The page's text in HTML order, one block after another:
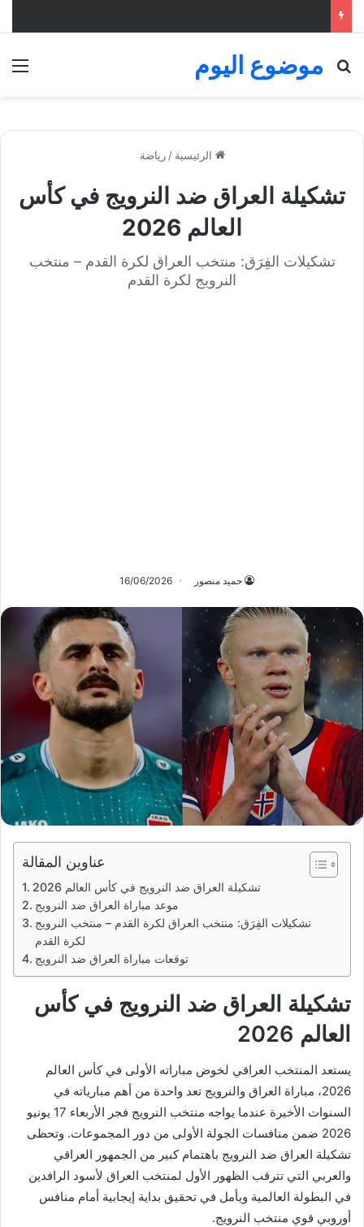
موضوع اليوم
بحث عن
الرئيسية / رياضة
تشكيلة العراق ضد النرويج في كأس
العالم 2026
تشكيلات الفِرَق: منتخب العراق لكرة القدم – منتخب
النرويج لكرة القدم
حميد منصور 16/06/2026
عناوين المقالة
تشكيلة العراق ضد النرويج في كأس العالم 2026
موعد مباراة العراق ضد النرويج
تشكيلات الفِرَق: منتخب العراق لكرة القدم – منتخب النرويج
لكرة القدم
توقعات مباراة العراق ضد النرويج
تشكيلة العراق ضد النرويج في كأس
العالم 2026
يستعد المنتخب العراقي لخوض مباراته الأولى في كأس العالم
2026، مباراة العراق والنرويج تعد واحدة من أهم مبارياته في
السنوات الأخيرة عندما يواجه منتخب النرويج فجر الأربعاء 17 يونيو
2026 ضمن منافسات الجولة الأولى من دور المجموعات. وتحظى
تشكيلة العراق ضد النرويج باهتمام كبير من الجمهور العراقي
والعربي التي تترقب الظهور الأول لمنتخب العراق لأسود الرافدين
في البطولة العالمية ويأمل في تحقيق بداية إيجابية أمام منافس
أوروبي قوي منتخب النرويج.